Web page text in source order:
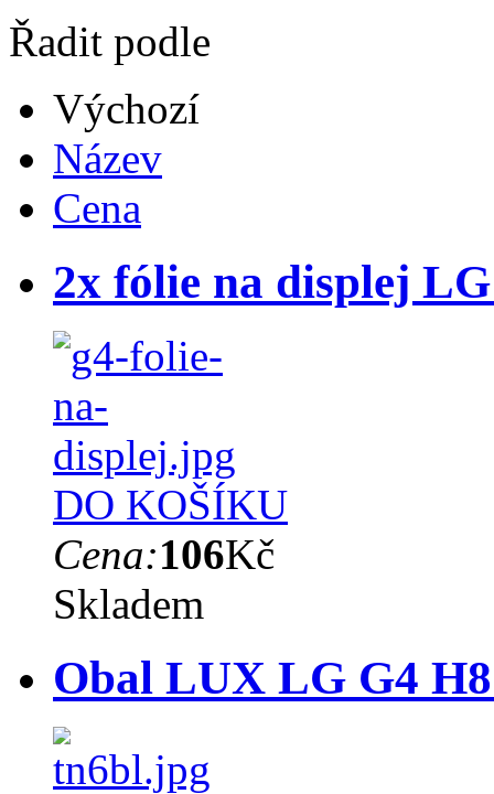
Řadit podle
Výchozí
Název
Cena
2x fólie na displej
DO KOŠÍKU
Cena:106Kč
Skladem
Obal LUX LG G4